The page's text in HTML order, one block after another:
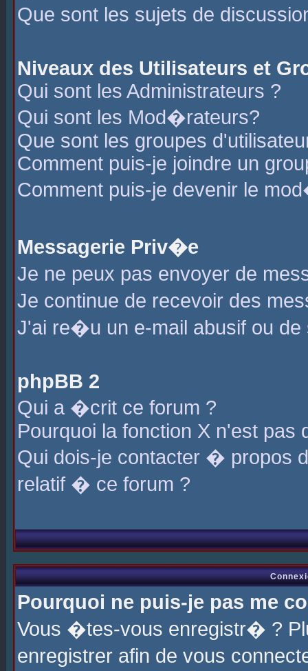
Que sont les sujets de
Niveaux des Utilisateurs et
Qui sont les Administrateurs ?
Qui sont les Mod�rateurs?
Que sont les groupes
Comment puis-je joindre un
Comment puis-je devenir le
Messagerie Priv�e
Je ne peux pas envoyer de
Je continue de recevoir des
J'ai re�u un e-mail abusif ou de
phpBB 2
Qui a �crit ce forum ?
Pourquoi la fonction X n'est pas
Qui dois-je contacter � propos
relatif � ce forum ?
Pourquoi ne puis-je pas me
Vous �tes-vous enregistr� ?
enregistrer afin de vous